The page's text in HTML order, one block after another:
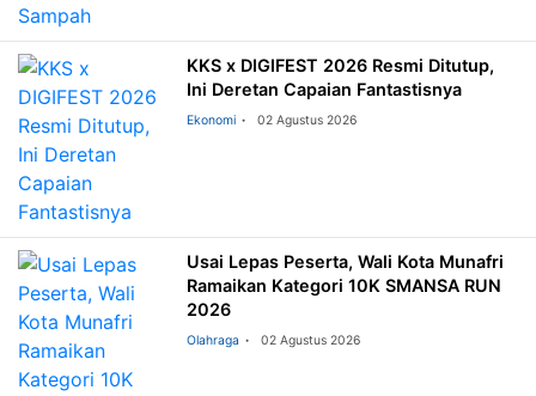
KKS x DIGIFEST 2026 Resmi Ditutup,
Ini Deretan Capaian Fantastisnya
Ekonomi 02 Agustus 2026
Usai Lepas Peserta, Wali Kota Munafri
Ramaikan Kategori 10K SMANSA RUN
2026
Olahraga 02 Agustus 2026